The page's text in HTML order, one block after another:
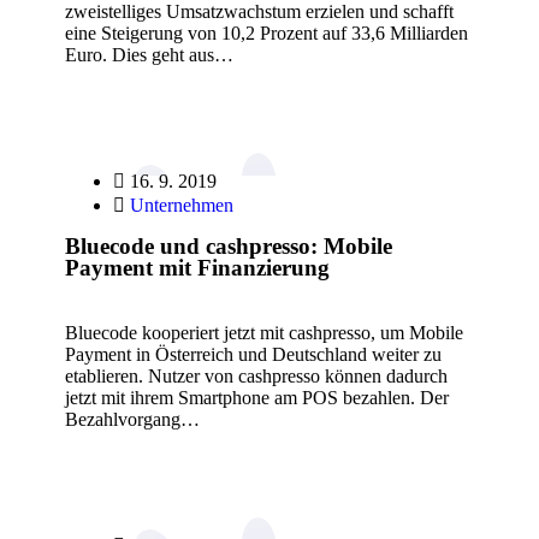
zweistelliges Umsatzwachstum erzielen und schafft
eine Steigerung von 10,2 Prozent auf 33,6 Milliarden
Euro. Dies geht aus…
16. 9. 2019
Unternehmen
Bluecode und cashpresso: Mobile
Payment mit Finanzierung
Bluecode kooperiert jetzt mit cashpresso, um Mobile
Payment in Österreich und Deutschland weiter zu
etablieren. Nutzer von cashpresso können dadurch
jetzt mit ihrem Smartphone am POS bezahlen. Der
Bezahlvorgang…